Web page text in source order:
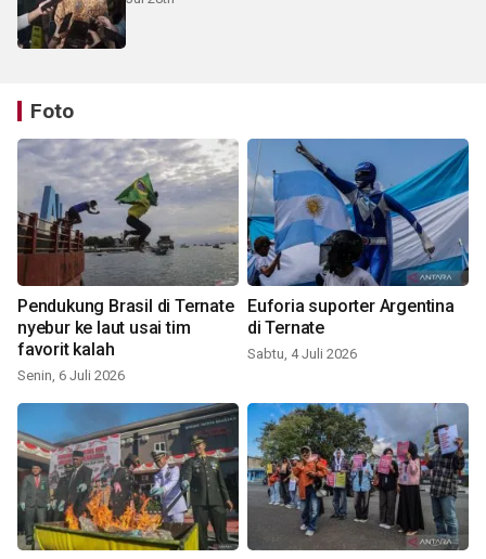
Foto
Pendukung Brasil di Ternate
nyebur ke laut usai tim
favorit kalah
Senin, 6 Juli 2026
Euforia suporter Argentina
di Ternate
Sabtu, 4 Juli 2026